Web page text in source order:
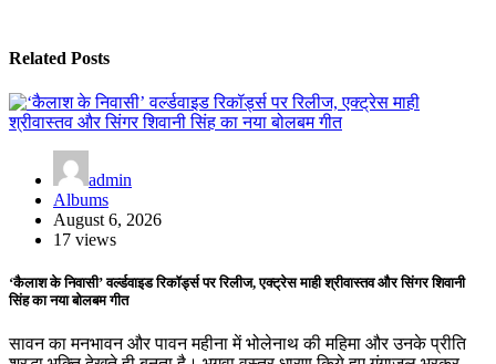
Related Posts
admin
Albums
August 6, 2026
17 views
‘कैलाश के निवासी’ वर्ल्डवाइड रिकॉर्ड्स पर रिलीज, एक्ट्रेस माही श्रीवास्तव और सिंगर शिवानी
सिंह का नया बोलबम गीत
सावन का मनभावन और पावन महीना में भोलेनाथ की महिमा और उनके प्रीति